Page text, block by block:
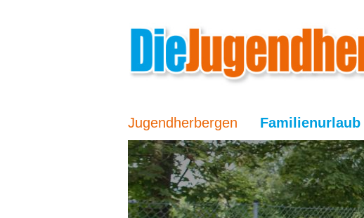
Jugendherbergen Familienurlaub